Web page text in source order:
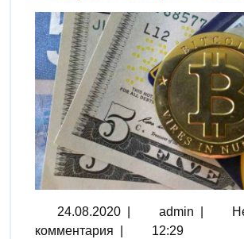
24.08.2020 admin
комментария
12:29